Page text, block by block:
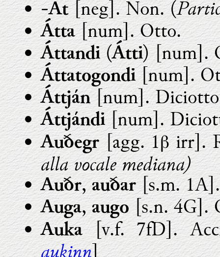
-At[neg]. Non. (
Átta[num]. Otto.
Áttandi(Átti) [num].
Áttatogondi[num].
Áttján[num].
Áttjándi[num].
Auðegr[agg. 1β irr].
alla vocale mediana)
Auðr,auðar[s.m.
Auga,augo[s.n. 4G].
Auka[v.f. 7fD].
aukinn]